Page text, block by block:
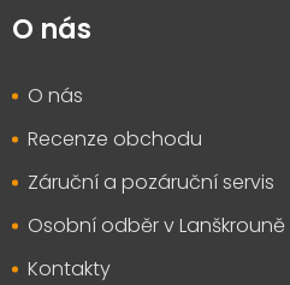
O nás
O nás
Recenze obchodu
Záruční a pozáruční servis
Osobní odběr v Lanškrouně
Kontakty